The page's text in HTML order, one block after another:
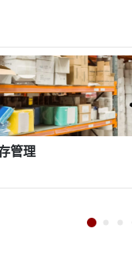
系統中，它們還易於
且我們提供全面的
明了我們致力於提
示器的人來說，融